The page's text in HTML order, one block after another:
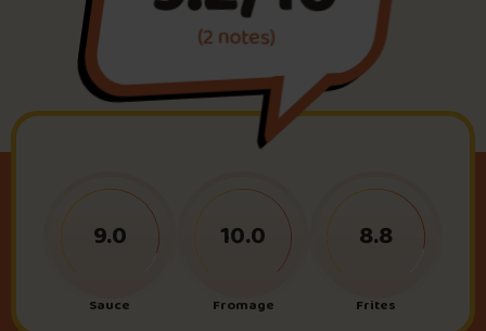
Foire aux questions
Me connecter
(2 notes)
Sauce
9.0
Fromage
10.0
Frites
8.8